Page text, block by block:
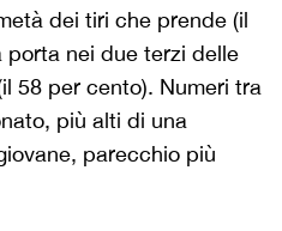
dei tiri che prende (il
nei due terzi delle
58 per cento). Numeri tra
più alti di una
parecchio più